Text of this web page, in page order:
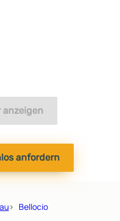
anzeigen
anfordern
› Bellocio